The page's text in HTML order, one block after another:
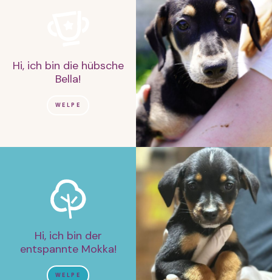
Hi, ich bin die hübsche
Bella!
WELPE
Hi, ich bin der
entspannte Mokka!
WELPE